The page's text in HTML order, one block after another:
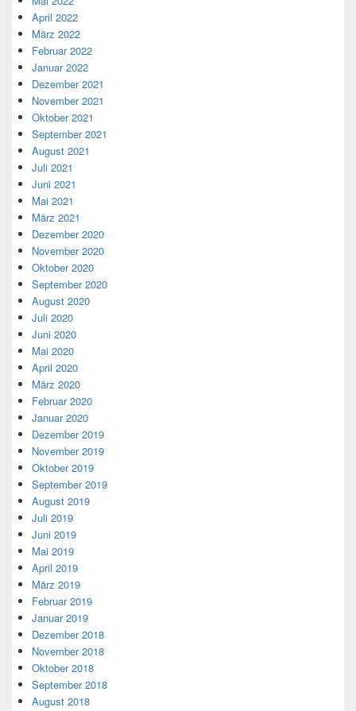
April 2022
März 2022
Februar 2022
Januar 2022
Dezember 2021
November 2021
Oktober 2021
September 2021
August 2021
Juli 2021
Juni 2021
Mai 2021
März 2021
Dezember 2020
November 2020
Oktober 2020
September 2020
August 2020
Juli 2020
Juni 2020
Mai 2020
April 2020
März 2020
Februar 2020
Januar 2020
Dezember 2019
November 2019
Oktober 2019
September 2019
August 2019
Juli 2019
Juni 2019
Mai 2019
April 2019
März 2019
Februar 2019
Januar 2019
Dezember 2018
November 2018
Oktober 2018
September 2018
August 2018